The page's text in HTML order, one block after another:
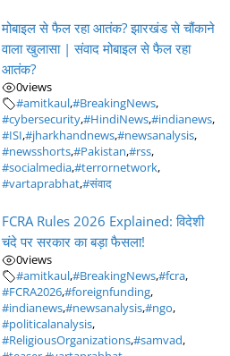
मोबाइल से फैल रहा आतंक? झारखंड से चौंकाने
वाला खुलासा | संवाद मोबाइल से फैल रहा
आतंक?
0views
#amitkaul,#BreakingNews,
#cybersecurity,#HindiNews,#indianews,
#ISI,#jharkhandnews,#newsanalysis,
#newsshorts,#Pakistan,#rss,
#socialmedia,#terrornetwork,
#vartaprabhat,#संवाद
FCRA Rules 2026 Explained: विदेशी
चंदे पर सरकार का बड़ा फैसला!
0views
#amitkaul,#BreakingNews,#fcra,
#FCRA2026,#foreignfunding,
#indianews,#newsanalysis,#ngo,
#politicalanalysis,
#ReligiousOrganizations,#samvad,